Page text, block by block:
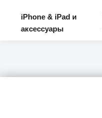
iPhone & iPad и
аксессуары